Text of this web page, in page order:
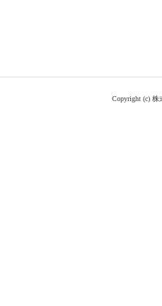
Copyright (c)